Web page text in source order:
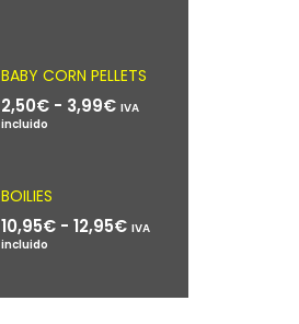
BABY CORN PELLETS
2,50€ - 3,99€Rango
IVA
incluido
BOILIES
10,95€ - 12,95€Rango
IVA
incluido